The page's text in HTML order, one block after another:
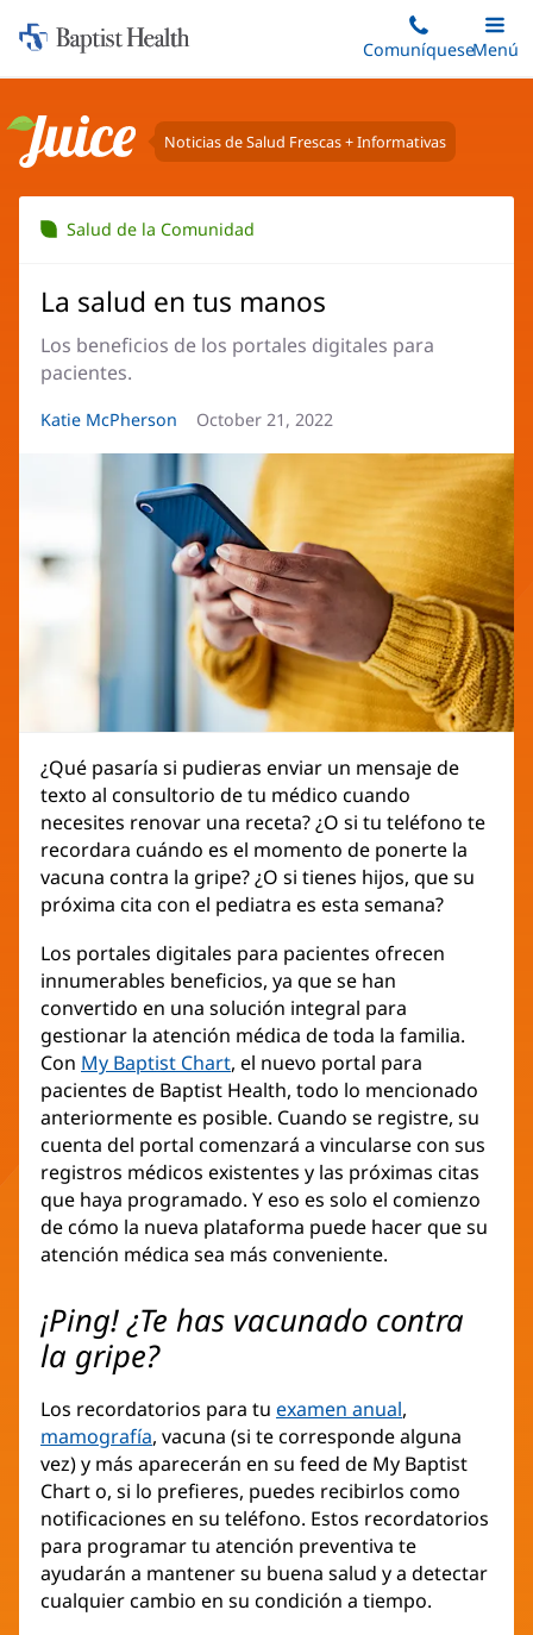
al
principal
Iniciar:
Baptist
ComuníqueseMenú
Juice Noticias de Salud Frescas + Informativas
Salud de la Comunidad
La salud en tus manos
Los beneficios de los portales digitales para
pacientes.
Autor
Katie McPherson
Fecha
artículo:
October 21, 2022
¿Qué pasaría si pudieras enviar un mensaje de
texto al consultorio de tu médico cuando
necesites renovar una receta? ¿O si tu teléfono te
recordara cuándo es el momento de ponerte la
vacuna contra la gripe? ¿O si tienes hijos, que su
próxima cita con el pediatra es esta semana?
Los portales digitales para pacientes ofrecen
innumerables beneficios, ya que se han
convertido en una solución integral para
gestionar la atención médica de toda la familia.
Con My Baptist Chart, el nuevo portal para
pacientes de Baptist Health, todo lo mencionado
anteriormente es posible. Cuando se registre, su
cuenta del portal comenzará a vincularse con sus
registros médicos existentes y las próximas citas
que haya programado. Y eso es solo el comienzo
de cómo la nueva plataforma puede hacer que su
atención médica sea más conveniente.
¡Ping! ¿Te has vacunado contra
la gripe?
Los recordatorios para tu examen anual,
mamografía, vacuna (si te corresponde alguna
vez) y más aparecerán en su feed de My Baptist
Chart o, si lo prefieres, puedes recibirlos como
notificaciones en su teléfono. Estos recordatorios
para programar tu atención preventiva te
ayudarán a mantener su buena salud y a detectar
cualquier cambio en su condición a tiempo.